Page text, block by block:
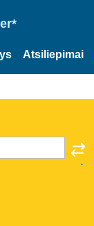
Atsiliepimai